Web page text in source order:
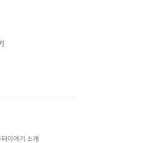
이야기 소개